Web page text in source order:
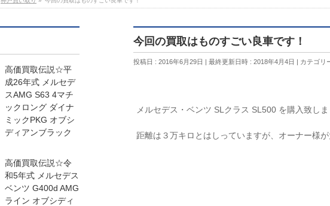
今回の買取はものすごい良車です！
投稿日 : 2016年6月29日 最終更新日時 : 2018年4月4日 カテゴリ
メルセデス・ベンツ SLクラス SL500 を購入致しま
距離は３万キロとはしっていますが、オーナー様
高価買取伝説☆平
成26年式 メルセデ
スAMG S63 4マチ
ックロング ダイナ
ミックPKG オブシ
ディアンブラック
高価買取伝説☆令
和5年式 メルセデス
ベンツ G400d AMG
ライン オブシディ